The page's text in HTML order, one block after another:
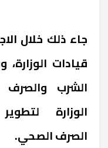
جاء ذلك خلال
قيادات
الشرب
الوزارة
الصرف الصحي.